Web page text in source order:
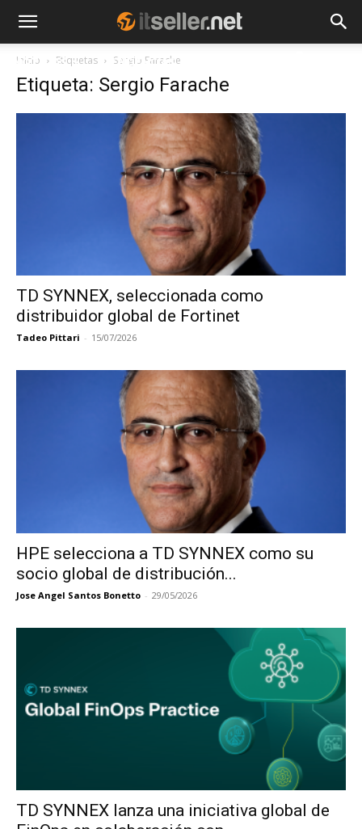
NOTICIAS TENDENCIAS
Inicio Etiquetas Sergio Farache
Etiqueta: Sergio Farache
TD SYNNEX, seleccionada como
distribuidor global de Fortinet
Tadeo Pittari - 15/07/2026
HPE selecciona a TD SYNNEX como su
socio global de distribución...
Jose Angel Santos Bonetto - 29/05/2026
TD SYNNEX lanza una iniciativa global de